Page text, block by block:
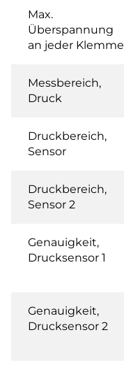
Max.
Überspannung
an jeder Klemme
Messbereich,
Druck
Druckbereich,
Sensor
Druckbereich,
Sensor 2
Genauigkeit,
Drucksensor 1
Genauigkeit,
Drucksensor 2